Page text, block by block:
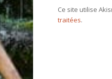
Ce site utilise
traitées.